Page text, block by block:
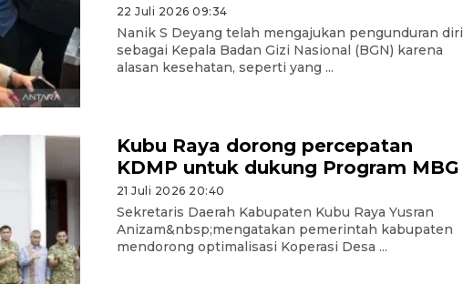
22 Juli 2026 09:34
Nanik S Deyang telah mengajukan pengunduran diri
sebagai Kepala Badan Gizi Nasional (BGN) karena
alasan kesehatan, seperti yang ...
Kubu Raya dorong percepatan
KDMP untuk dukung Program MBG
21 Juli 2026 20:40
Sekretaris Daerah Kabupaten Kubu Raya Yusran
Anizam&nbsp;mengatakan pemerintah kabupaten
mendorong optimalisasi Koperasi Desa ...
Karhutla Kalimantan Barat